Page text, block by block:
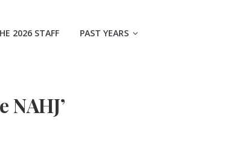
2026 STAFF PAST YEARS